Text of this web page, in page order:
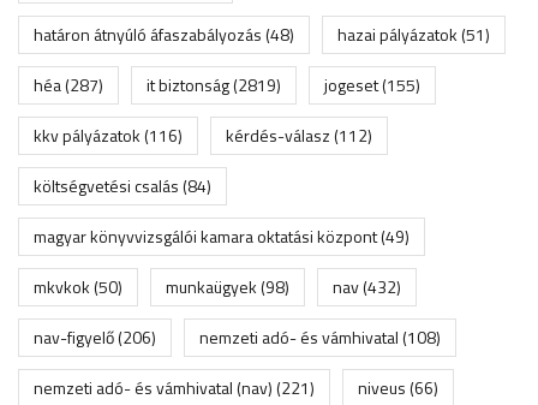
határon átnyúló áfaszabályozás(48) hazai pályázatok(51)
héa(287) it biztonság(2819) jogeset(155)
kkv pályázatok(116) kérdés-válasz(112)
költségvetési csalás(84)
magyar könyvvizsgálói kamara oktatási központ(49)
mkvkok(50) munkaügyek(98) nav(432)
nav-figyelő(206) nemzeti adó- és vámhivatal(108)
nemzeti adó- és vámhivatal (nav)(221) niveus(66)